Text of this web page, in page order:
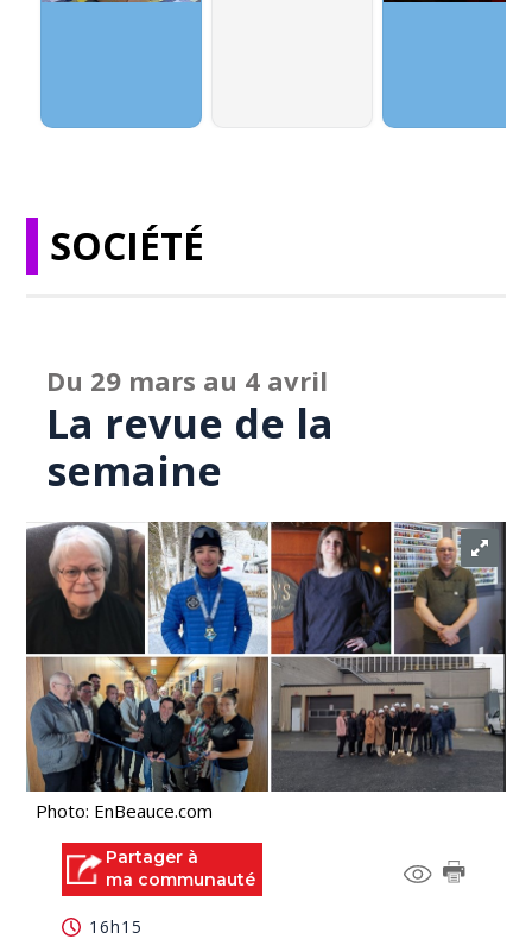
SOCIÉTÉ
Du 29 mars au 4 avril
La revue de la
semaine
Photo: EnBeauce.com
Partager à
ma communauté
16h15